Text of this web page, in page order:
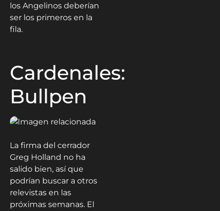
los Angelinos deberían
ser los primeros en la
fila.
Cardenales:
Bullpen
La firma del cerrador
Greg Holland no ha
salido bien, así que
podrían buscar a otros
relevistas en las
próximas semanas. El